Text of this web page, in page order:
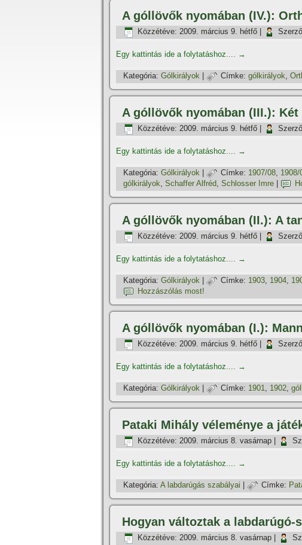
A góllövők nyomában (IV.):
Közzétéve: 2009. március 9. hétfő
Egy kattintás ide a folytatáshoz.... →
Kategória: Gólkirályok Címke: gólkirályok,
A góllövők nyomában (III.): Két
Közzétéve: 2009. március 9. hétfő
Egy kattintás ide a folytatáshoz.... →
Kategória: Gólkirályok Címke: 1907/08, 1908/
gólkirályok, Schaffer Alfréd, Schlosser Imre
A góllövők nyomában (II.): A
Közzétéve: 2009. március 9. hétfő
Egy kattintás ide a folytatáshoz.... →
Kategória: Gólkirályok Címke: 1903, 1904,
Hozzászólás most!
A góllövők nyomában (I.):
Közzétéve: 2009. március 9. hétfő
Egy kattintás ide a folytatáshoz.... →
Kategória: Gólkirályok Címke: 1901, 1902,
Pataki Mihály véleménye a
Közzétéve: 2009. március 8. vasárnap
Egy kattintás ide a folytatáshoz.... →
Kategória: A labdarúgás szabályai Címke:
Hogyan változtak a labdarúgó-
Közzétéve: 2009. március 8. vasárnap